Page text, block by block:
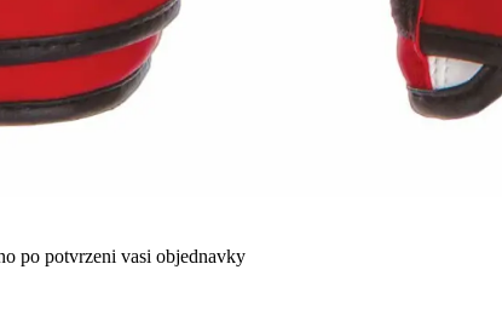
po potvrzeni vasi objednavky